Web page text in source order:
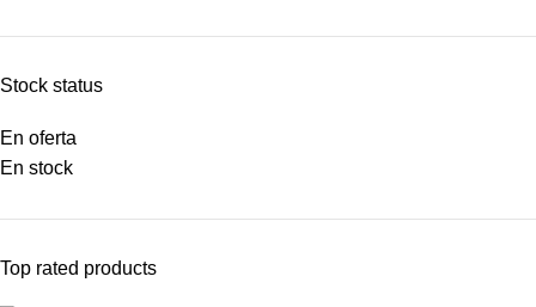
Stock status
En oferta
En stock
Top rated products